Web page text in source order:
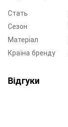
Стать
Сезон
Матеріал
Країна бренду
Відгуки